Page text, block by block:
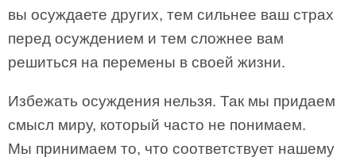
вы осуждаете других, тем сильнее ваш страх
перед осуждением и тем сложнее вам
решиться на перемены в своей жизни.
Избежать осуждения нельзя. Так мы придаем
смысл миру, который часто не понимаем.
Мы принимаем то, что соответствует нашему